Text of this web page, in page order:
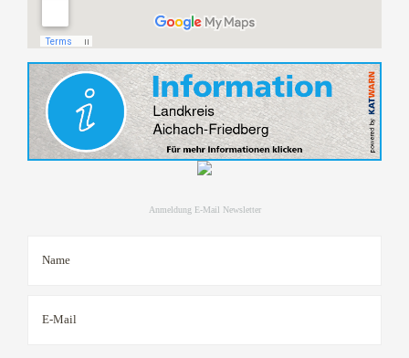
Anmeldung E-Mail Newsletter